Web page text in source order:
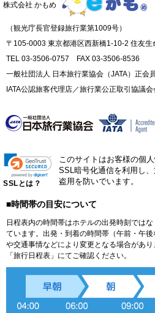
株式会社 かもめ
（観光庁長官登録旅行業第1009号）
〒105-0003 東京都港区西新橋1-10-2 住友生
TEL 03-3506-0757 FAX 03-3506-8536
一般社団法人 日本旅行業協会（JATA）正会
IATA公認旅客代理店／旅行業公正取引協議会
SSLとは？
このサイトはお客様の個
SSL暗号化通信を利用し
盗用を防いでいます。
■時間帯の目安について
日程表内の時間帯はホテルの出発時刻では
ています。出発・到着の時間帯（午前・午
や交通事情などにより変更となる場合があ
「旅行日程表」にてご確認ください。